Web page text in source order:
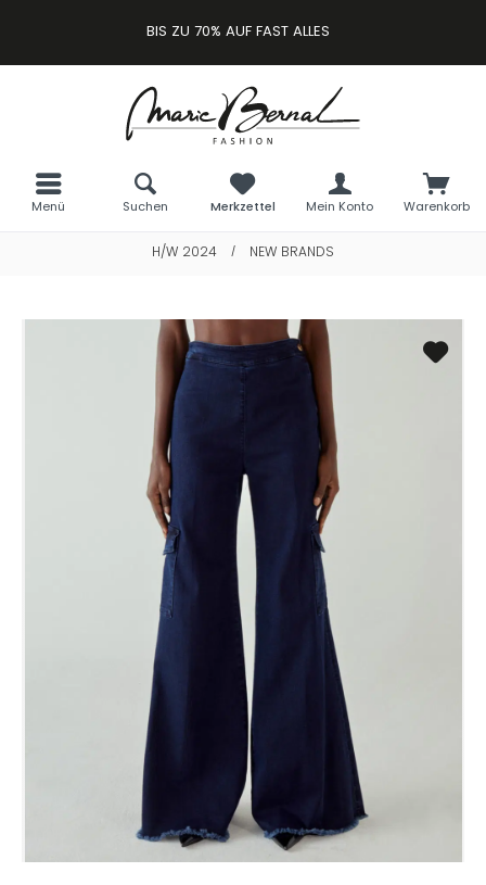
BIS ZU 70% AUF FAST ALLES
Menü Warenkorb
Merkzettel Mein Konto
Suchen
H/W 2024 / NEW BRANDS